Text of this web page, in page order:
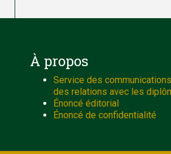
À propos
Service des
des relations avec les
Énoncé éditorial
Énoncé de confidentialité